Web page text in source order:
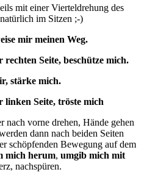
mit einer Vierteldrehung des
im Sitzen ;-)
mir meinen Weg.
Seite, beschütze mich.
stärke mich.
linken Seite, tröste mich
vorne drehen, Hände gehen
dann nach beiden Seiten
schöpfenden Bewegung auf dem
mich herum, umgib mich mit
nachspüren.